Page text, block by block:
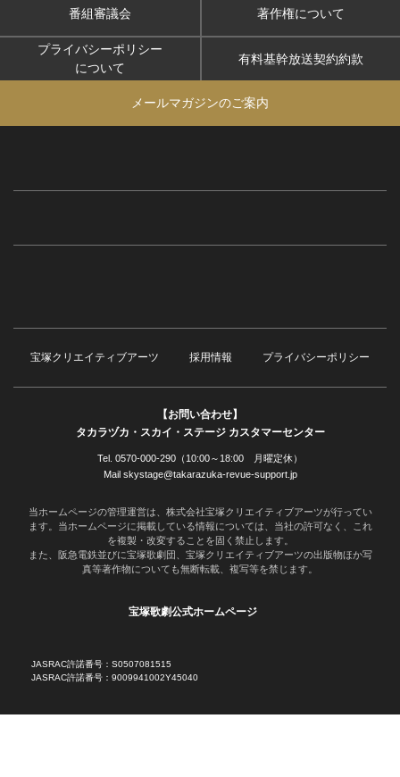
番組審議会 著作権について
プライバシーポリシー
について
有料基幹放送契約約款
メールマガジンのご案内
宝塚クリエイティブアーツ 採用情報 プライバシーポリシー
【お問い合わせ】
タカラヅカ・スカイ・ステージ カスタマーセンター
Tel. 0570-000-290（10:00～18:00 月曜定休）
Mail skystage@takarazuka-revue-support.jp
当ホームページの管理運営は、株式会社宝塚クリエイティブアーツが行ってい
ます。当ホームページに掲載している情報については、当社の許可なく、これ
を複製・改変することを固く禁止します。
また、阪急電鉄並びに宝塚歌劇団、宝塚クリエイティブアーツの出版物ほか写
真等著作物についても無断転載、複写等を禁じます。
宝塚歌劇公式ホームページ
JASRAC許諾番号：S0507081515
JASRAC許諾番号：9009941002Y45040